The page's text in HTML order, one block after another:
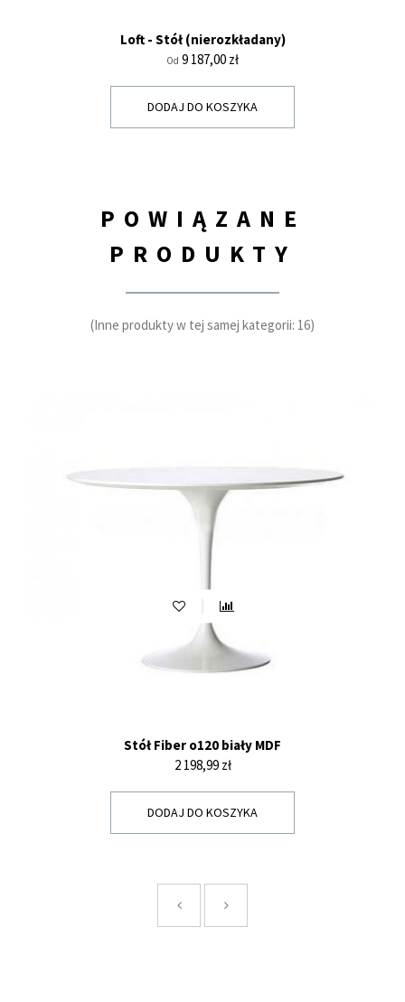
Loft - Stół (nierozkładany)
Od Cena
9 187,00 zł
DODAJ DO KOSZYKA
POWIĄZANE
PRODUKTY
(Inne produkty w tej samej kategorii: 16)
Stół Fiber o120 biały MDF
Cena
2 198,99 zł
DODAJ DO KOSZYKA